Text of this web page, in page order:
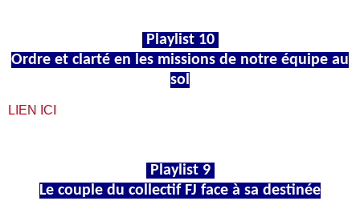
Playlist 10
Ordre et clarté en les missions de notre équipe au
sol
LIEN ICI
Playlist 9
Le couple du collectif FJ face à sa destinée